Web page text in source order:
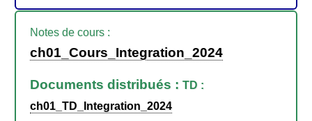
Notes de cours :
ch01_Cours_Integration_2024
Documents distribués : TD :
ch01_TD_Integration_2024